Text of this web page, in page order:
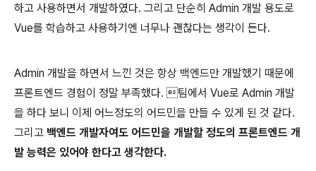
하고 사용하면서 개발하였다. 그리고 단순히 Admin 개발 용도로
Vue를 학습하고 사용하기엔 너무나 괜찮다는 생각이 든다.
Admin 개발을 하면서 느낀 것은 항상 백엔드만 개발했기 때문에
프론트엔드 경험이 정말 부족했다. 팀에서 Vue로 Admin 개발
을 하다 보니 이제 어느정도의 어드민을 만들 수 있게 된 것 같다.
그리고 백엔드 개발자여도 어드민을 개발할 정도의 프론트엔드 개
발 능력은 있어야 한다고 생각한다.